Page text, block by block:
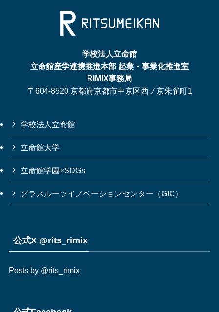
学校法人立命館
立命館産学連携推進本部 起業・事業化推進室
RIMIX事務局
〒604-8520 京都府京都市中京区西ノ京朱雀町1
学校法人立命館
立命館大学
立命館学園×SDGs
グラスルーツイノベーションセンター（GIC）
公式X @rits_rimix
Posts by @rits_rimix